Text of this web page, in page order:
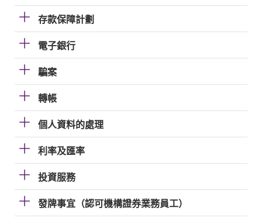
存款保障計劃
電子銀行
騙案
轉帳
個人資料的處理
利率及匯率
投資服務
發牌事宜（認可機構證券業務員工）